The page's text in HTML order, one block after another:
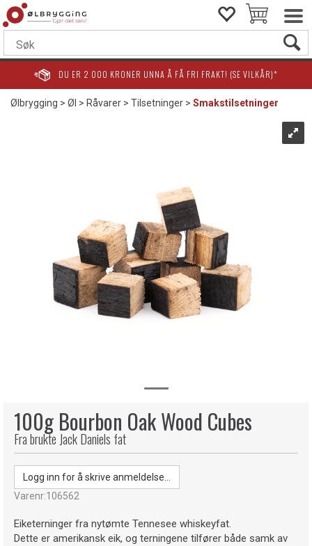
DU ER 2 000 KRONER UNNA Å FÅ FRI FRAKT! (SE VILKÅR)*
Ølbrygging>Øl >Råvarer>Tilsetninger>Smakstilsetninger
100g Bourbon Oak Wood Cubes
Fra brukte Jack Daniels fat
Logg inn for å skrive anmeldelse...
Varenr:106562
Eiketerninger fra nytømte Tennesee whiskeyfat.
Dette er amerikansk eik, og terningene tilfører både samk av